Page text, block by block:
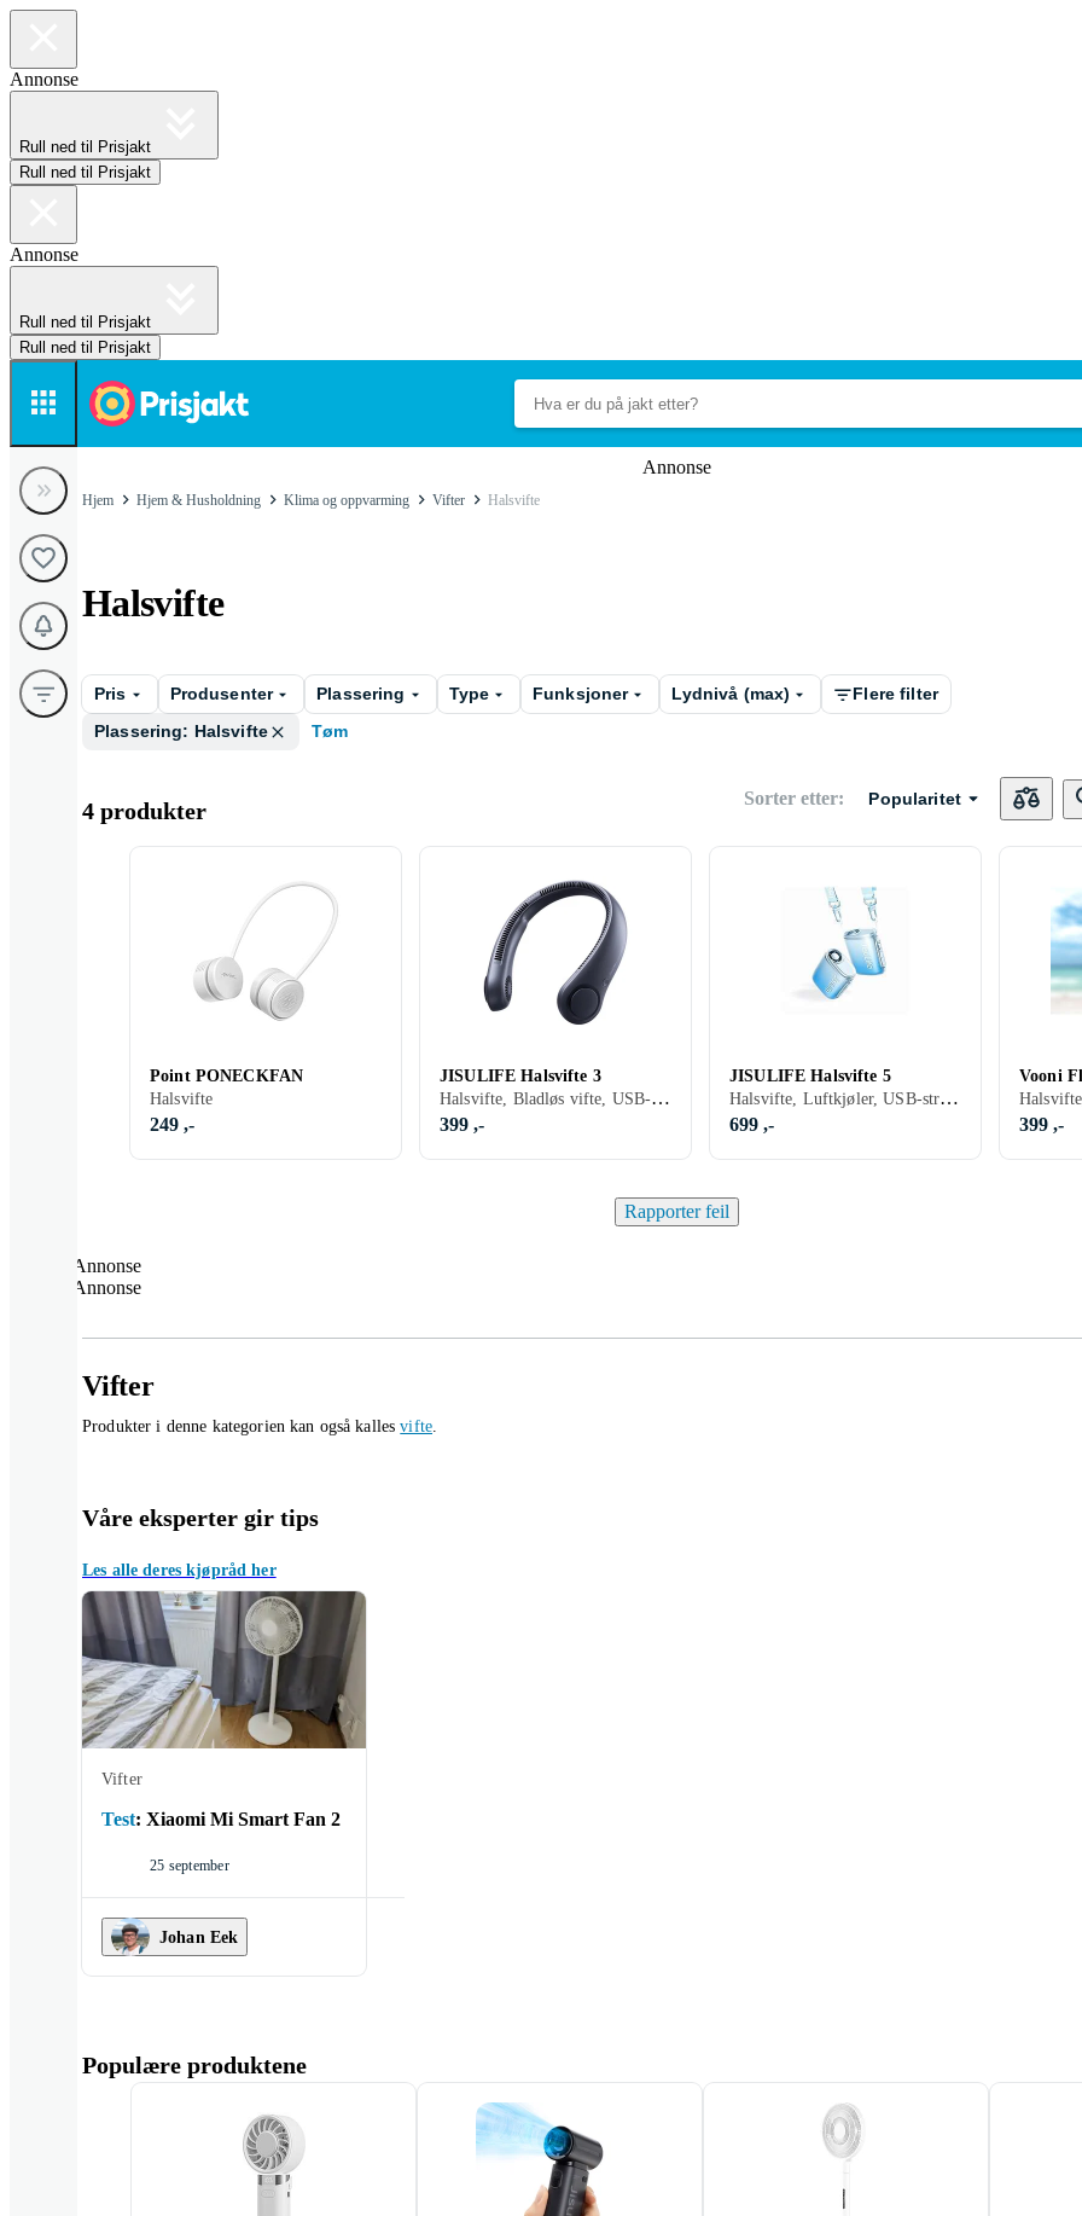
Annonse
Rull ned til Prisjakt
Rull ned til Prisjakt
Annonse
Rull ned til Prisjakt
Rull ned til Prisjakt
Annonse
Hjem Hjem & Husholdning Klima og oppvarming Vifter Halsvifte
Halsvifte
Pris Produsenter Plassering Type Funksjoner Lydnivå (max)
Flere filter
Plassering: Halsvifte
Tøm
4 produkter Sorter etter: Popularitet
Point PONECKFAN
Halsvifte
249 ,-
JISULIFE Halsvifte 3
Halsvifte, Bladløs vifte, USB-strømforsyning, Stillegående
399 ,-
JISULIFE Halsvifte 5
Halsvifte, Luftkjøler, USB-strømforsyning, Stillegående
699 ,-
Vooni
399 ,-
Rapporter feil
Annonse
Annonse
Vifter
Produkter i denne kategorien kan også kallesvifte.
Våre eksperter gir tips
Les alle deres kjøpråd her
Vifter
Test: Xiaomi Mi Smart Fan 2
25 september
Johan Eek
Populære produktene